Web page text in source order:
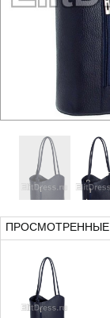
ПРОСМОТРЕННЫЕ